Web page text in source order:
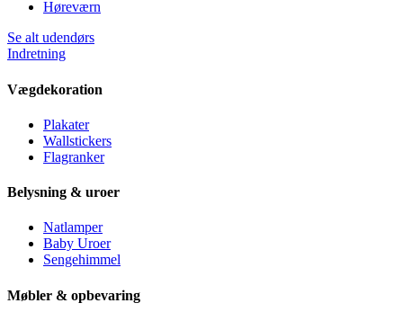
Høreværn
Se alt udendørs
Indretning
Vægdekoration
Plakater
Wallstickers
Flagranker
Belysning & uroer
Natlamper
Baby Uroer
Sengehimmel
Møbler & opbevaring